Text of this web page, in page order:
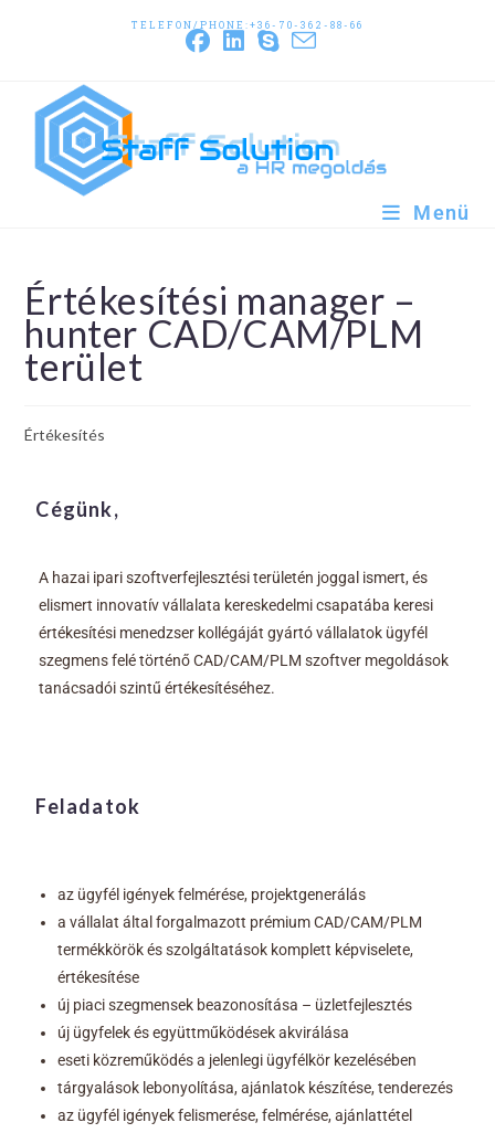
TELEFON/PHONE:+36-70-362-88-66
Menü
Értékesítési manager –
hunter CAD/CAM/PLM
terület
Értékesítés
Cégünk,
A hazai ipari szoftverfejlesztési területén joggal ismert, és
elismert innovatív vállalata kereskedelmi csapatába keresi
értékesítési menedzser kollégáját gyártó vállalatok ügyfél
szegmens felé történő CAD/CAM/PLM szoftver megoldások
tanácsadói szintű értékesítéséhez.
Feladatok
az ügyfél igények felmérése, projektgenerálás
a vállalat által forgalmazott prémium CAD/CAM/PLM
termékkörök és szolgáltatások komplett képviselete,
értékesítése
új piaci szegmensek beazonosítása – üzletfejlesztés
új ügyfelek és együttműködések akvirálása
eseti közreműködés a jelenlegi ügyfélkör kezelésében
tárgyalások lebonyolítása, ajánlatok készítése, tenderezés
az ügyfél igények felismerése, felmérése, ajánlattétel